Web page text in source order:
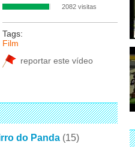
2082 visitas
Tags:
Film
reportar este vídeo
do Panda (15)